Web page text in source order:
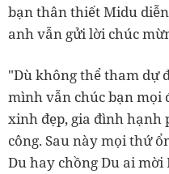
bạn thân thiết Midu
anh vẫn gửi lời chúc
"Dù không thể tham dự
mình vẫn chúc bạn mọi
xinh đẹp, gia đình hạnh
công. Sau này mọi thứ
Du hay chồng Du ai